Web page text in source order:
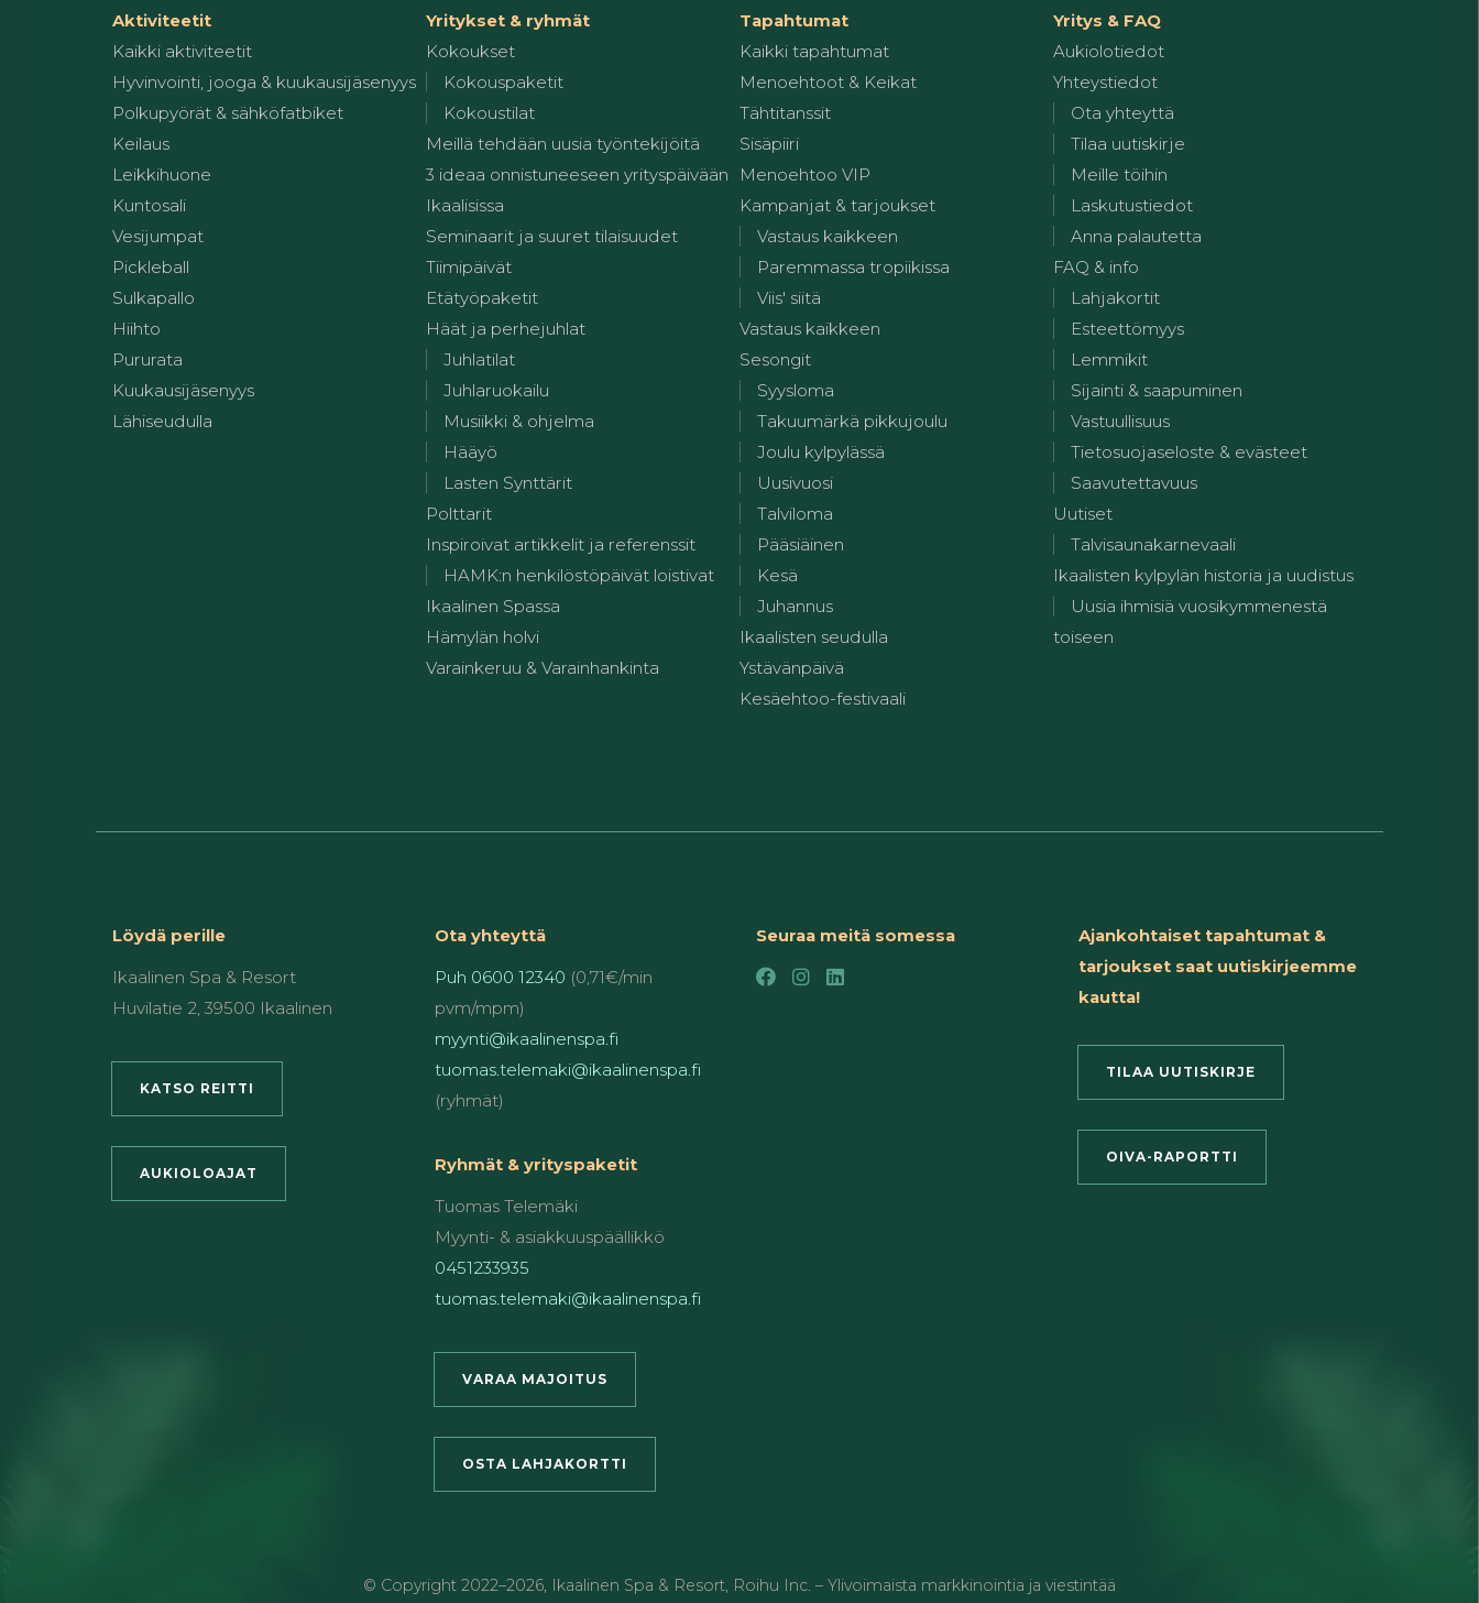
Aktiviteetit
Kaikki aktiviteetit
Hyvinvointi, jooga & kuukausijäsenyys
Polkupyörät & sähköfatbiket
Keilaus
Leikkihuone
Kuntosali
Vesijumpat
Pickleball
Sulkapallo
Hiihto
Pururata
Kuukausijäsenyys
Lähiseudulla
Yritykset & ryhmät
Kokoukset
Kokouspaketit
Kokoustilat
Meillä tehdään uusia työntekijöitä
3 ideaa onnistuneeseen yrityspäivään
Ikaalisissa
Seminaarit ja suuret tilaisuudet
Tiimipäivät
Etätyöpaketit
Häät ja perhejuhlat
Juhlatilat
Juhlaruokailu
Musiikki & ohjelma
Hääyö
Lasten Synttärit
Polttarit
Inspiroivat artikkelit ja referenssit
HAMK:n henkilöstöpäivät loistivat
Ikaalinen Spassa
Hämylän holvi
Varainkeruu & Varainhankinta
Tapahtumat
Kaikki tapahtumat
Menoehtoot & Keikat
Tähtitanssit
Sisäpiiri
Menoehtoo VIP
Kampanjat & tarjoukset
Vastaus kaikkeen
Paremmassa tropiikissa
Viis' siitä
Vastaus kaikkeen
Sesongit
Syysloma
Takuumärkä pikkujoulu
Joulu kylpylässä
Uusivuosi
Talviloma
Pääsiäinen
Kesä
Juhannus
Ikaalisten seudulla
Ystävänpäivä
Kesäehtoo-festivaali
Yritys & FAQ
Aukiolotiedot
Yhteystiedot
Ota yhteyttä
Tilaa uutiskirje
Meille töihin
Laskutustiedot
Anna palautetta
FAQ & info
Lahjakortit
Esteettömyys
Lemmikit
Sijainti & saapuminen
Vastuullisuus
Tietosuojaseloste & evästeet
Saavutettavuus
Uutiset
Talvisaunakarnevaali
Ikaalisten kylpylän historia ja uudistus
Uusia ihmisiä vuosikymmenestä
toiseen
Löydä perille
Ikaalinen Spa & Resort
Huvilatie 2, 39500 Ikaalinen
KATSO REITTI
AUKIOLOAJAT
Ota yhteyttä
Puh 0600 12340 (0,71€/min
pvm/mpm)
myynti@ikaalinenspa.fi
tuomas.telemaki@ikaalinenspa.fi
(ryhmät)
Ryhmät & yrityspaketit
Tuomas Telemäki
Myynti- & asiakkuuspäällikkö
0451233935
tuomas.telemaki@ikaalinenspa.fi
VARAA MAJOITUS
OSTA LAHJAKORTTI
Seuraa meitä somessa
Ajankohtaiset tapahtumat &
tarjoukset saat uutiskirjeemme
kautta!
TILAA UUTISKIRJE
OIVA-RAPORTTI
© Copyright 2022–2026, Ikaalinen Spa & Resort, Roihu Inc. – Ylivoimaista markkinointia ja viestintää